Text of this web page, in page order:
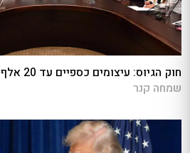
חוק הגיוס: עיצומים כספיים עד 20 אלף שקל
שמחה קנר